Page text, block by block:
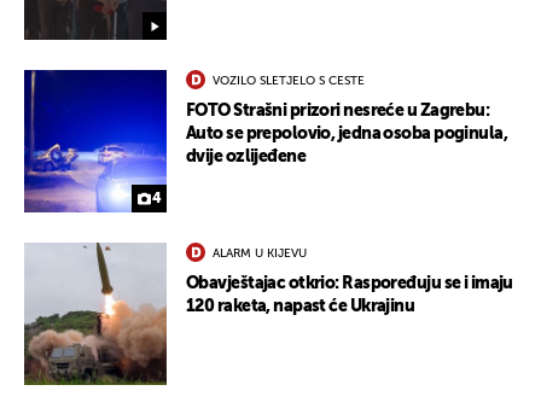
4
VOZILO SLETJELO S CESTE
FOTO Strašni prizori nesreće u Zagrebu:
Auto se prepolovio, jedna osoba poginula,
dvije ozlijeđene
ALARM U KIJEVU
Obavještajac otkrio: Raspoređuju se i imaju
120 raketa, napast će Ukrajinu